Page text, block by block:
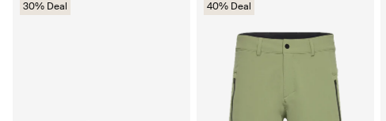
30% Deal 40% Deal